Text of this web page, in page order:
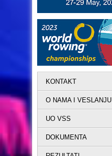
KONTAKT
O NAMA I VESLANJU
UO VSS
DOKUMENTA